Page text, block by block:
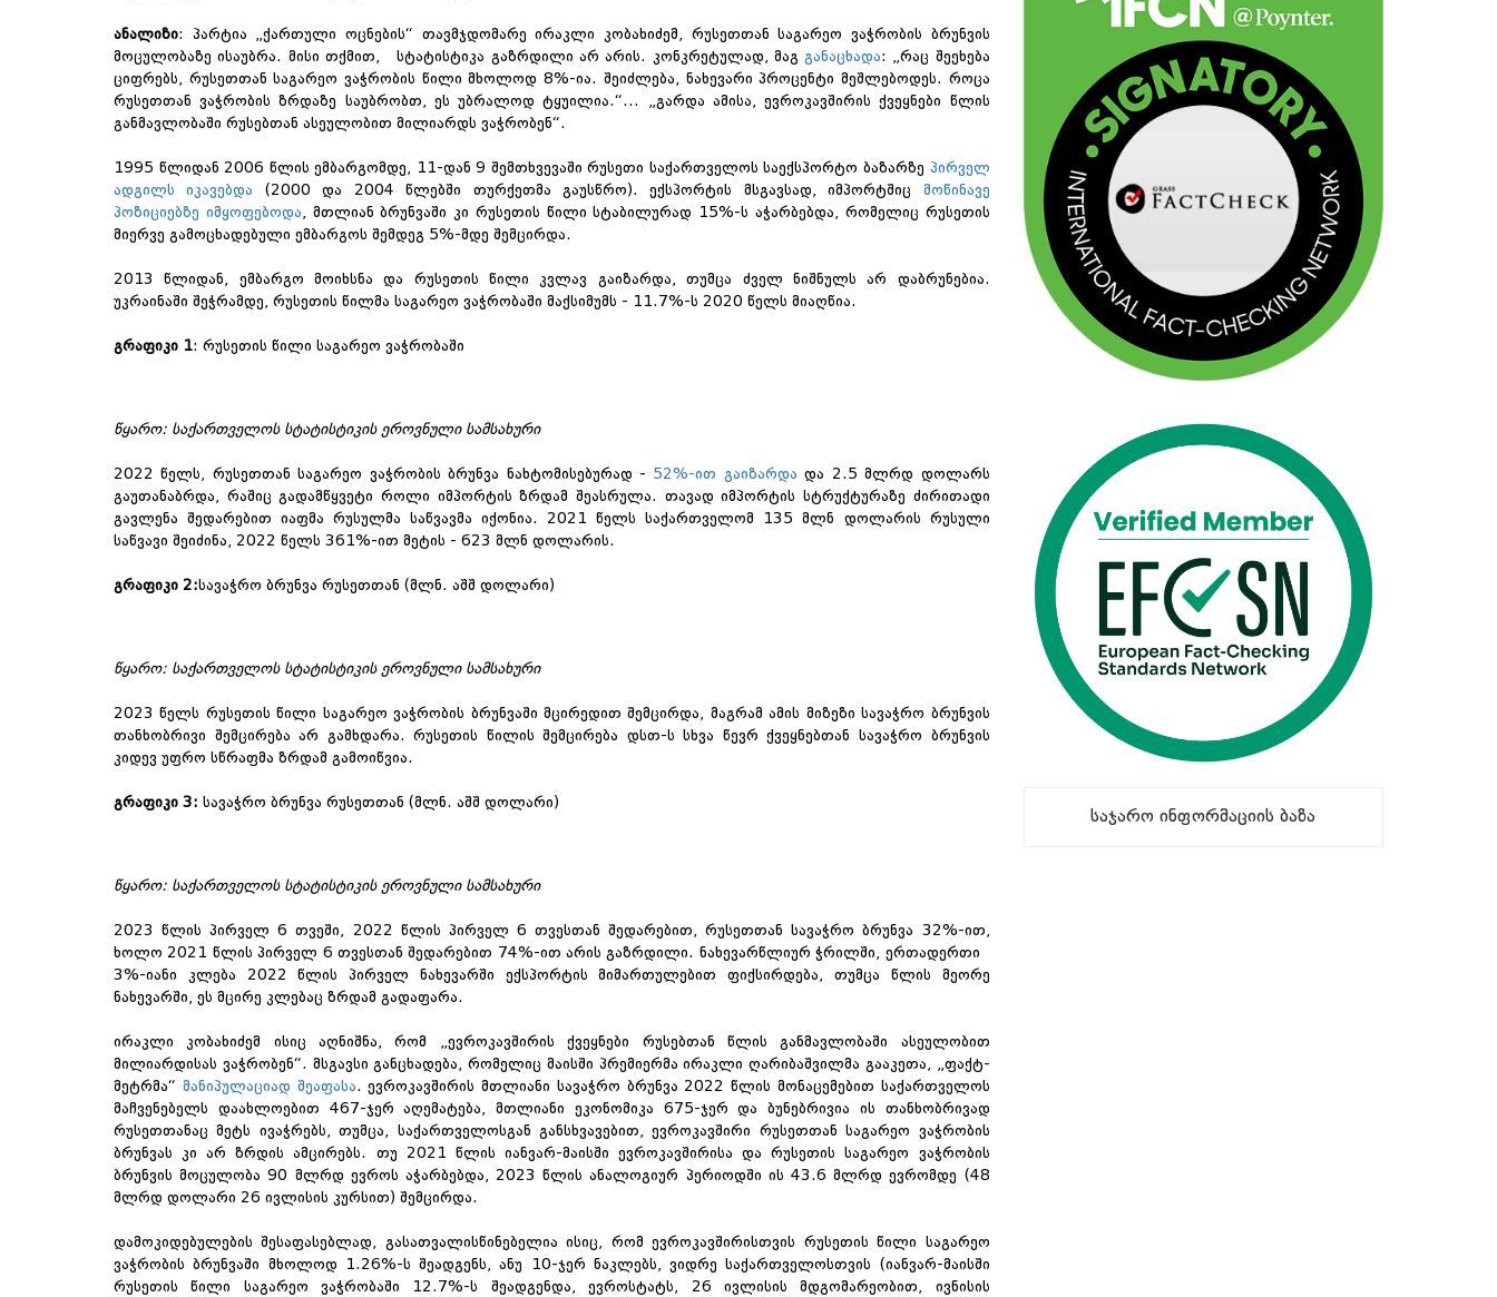
ანალიზი: პარტია „ქართული ოცნების“ თავმჯდომარე ირაკლი კობახიძემ, რუსეთთან საგარეო ვაჭრობის ბრუნვის
მოცულობაზე ისაუბრა. მისი თქმით, სტატისტიკა გაზრდილი არ არის. კონკრეტულად, მაგგანაცხადა: „რაც შეეხება
ციფრებს, რუსეთთან საგარეო ვაჭრობის წილი მხოლოდ 8%-ია. შეიძლება, ნახევარი პროცენტი მეშლებოდეს. როცა
რუსეთთან ვაჭრობის ზრდაზე საუბრობთ, ეს უბრალოდ ტყუილია.“... „გარდა ამისა, ევროკავშირის ქვეყნები წლის
განმავლობაში რუსებთან ასეულობით მილიარდს ვაჭრობენ“.
1995 წლიდან 2006 წლის ემბარგომდე, 11-დან 9 შემთხვევაში რუსეთი საქართველოს საექსპორტო ბაზარზე პირველ
ადგილს იკავებდა
(2000 და 2004 წლებში თურქეთმა გაუსწრო). ექსპორტის მსგავსად, იმპორტშიც მოწინავე
პოზიციებზე იმყოფებოდა, მთლიან ბრუნვაში კი რუსეთის წილი სტაბილურად 15%-ს აჭარბებდა, რომელიც რუსეთის
მიერვე გამოცხადებული ემბარგოს შემდეგ 5%-მდე შემცირდა.
2013 წლიდან, ემბარგო მოიხსნა და რუსეთის წილი კვლავ გაიზარდა, თუმცა ძველ ნიშნულს არ დაბრუნებია.
უკრაინაში შეჭრამდე, რუსეთის წილმა საგარეო ვაჭრობაში მაქსიმუმს - 11.7%-ს 2020 წელს მიაღწია.
გრაფიკი 1: რუსეთის წილი საგარეო ვაჭრობაში
წყარო: საქართველოს სტატისტიკის ეროვნული სამსახური
2022 წელს, რუსეთთან საგარეო ვაჭრობის ბრუნვა ნახტომისებურად - 52%-ით გაიზარდა და 2.5 მლრდ დოლარს
გაუთანაბრდა, რაშიც გადამწყვეტი როლი იმპორტის ზრდამ შეასრულა. თავად იმპორტის სტრუქტურაზე ძირითადი
გავლენა შედარებით იაფმა რუსულმა საწვავმა იქონია. 2021 წელს საქართველომ 135 მლნ დოლარის რუსული
საწვავი შეიძინა, 2022 წელს 361%-ით მეტის - 623 მლნ დოლარის.
გრაფიკი 2:სავაჭრო ბრუნვა რუსეთთან (მლნ. აშშ დოლარი)
წყარო: საქართველოს სტატისტიკის ეროვნული სამსახური
2023 წელს რუსეთის წილი საგარეო ვაჭრობის ბრუნვაში მცირედით შემცირდა, მაგრამ ამის მიზეზი სავაჭრო ბრუნვის
თანხობრივი შემცირება არ გამხდარა. რუსეთის წილის შემცირება დსთ-ს სხვა წევრ ქვეყნებთან სავაჭრო ბრუნვის
კიდევ უფრო სწრაფმა ზრდამ გამოიწვია.
გრაფიკი 3: სავაჭრო ბრუნვა რუსეთთან (მლნ. აშშ დოლარი)
წყარო: საქართველოს სტატისტიკის ეროვნული სამსახური
2023წლის პირველ 6 თვეში, 2022 წლის პირველ 6 თვესთან შედარებით, რუსეთთან სავაჭრო ბრუნვა 32%-ით,
ხოლო 2021 წლის პირველ 6 თვესთან შედარებით 74%-ით არის გაზრდილი. ნახევარწლიურ ჭრილში, ერთადერთი
3%-იანი კლება 2022 წლის პირველ ნახევარში ექსპორტის მიმართულებით ფიქსირდება, თუმცა წლის მეორე
ნახევარში, ეს მცირე კლებაც ზრდამ გადაფარა.
ირაკლი კობახიძემ ისიც აღნიშნა, რომ „ევროკავშირის ქვეყნები რუსებთან წლის განმავლობაში ასეულობით
მილიარდისას ვაჭრობენ“. მსგავსი განცხადება, რომელიც მაისში პრემიერმა ირაკლი ღარიბაშვილმა გააკეთა, „ფაქტ-
მეტრმა“ მანიპულაციად შეაფასა. ევროკავშირის მთლიანი სავაჭრო ბრუნვა 2022 წლის მონაცემებით საქართველოს
მაჩვენებელს დაახლოებით 467-ჯერ აღემატება, მთლიანი ეკონომიკა 675-ჯერ და ბუნებრივია ის თანხობრივად
რუსეთთანაც მეტს ივაჭრებს, თუმცა, საქართველოსგან განსხვავებით, ევროკავშირი რუსეთთან საგარეო ვაჭრობის
ბრუნვას კი არ ზრდის ამცირებს. თუ 2021 წლის იანვარ-მაისში ევროკავშირისა და რუსეთის საგარეო ვაჭრობის
ბრუნვის მოცულობა 90 მლრდ ევროს აჭარბებდა, 2023 წლის ანალოგიურ პერიოდში ის 43.6 მლრდ ევრომდე (48
მლრდ დოლარი 26 ივლისის კურსით) შემცირდა.
დამოკიდებულების შესაფასებლად, გასათვალისწინებელია ისიც, რომ ევროკავშირისთვის რუსეთის წილი საგარეო
ვაჭრობის ბრუნვაში მხოლოდ 1.26%-ს შეადგენს, ანუ 10-ჯერ ნაკლებს,ვიდრე საქართველოსთვის
(იანვარ-მაისში
რუსეთის წილი საგარეო ვაჭრობაში 12.7%-ს შეადგენდა, ევროსტატს, 26 ივლისის მდგომარეობით, ივნისის
საჯარო ინფორმაციის ბაზა